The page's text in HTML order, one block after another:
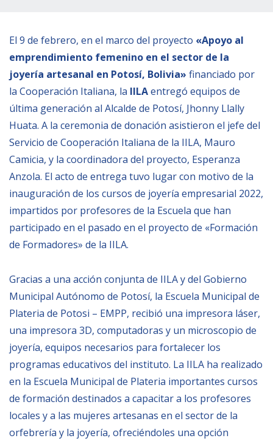
Patrimonio cultural
Empoderamiento socio-económico
Justicia y Seguridad
EUROsociAL
EL PAcCTO
EUROFRONT
COPOLAD III
AL-INVEST Verde
MEDIOS
Vídeos
Audios
BIBLIOTECA
Biblioteca
Publicaciones
El 9 de febrero, en el marco del proyecto «Apoyo al
emprendimiento femenino en el sector de la
joyería artesanal en Potosí, Bolivia» financiado por
la Cooperación Italiana, la IILAentregó equipos de
última generación al Alcalde de Potosí, Jhonny Llally
Huata. A la ceremonia de donación asistieron el jefe del
Servicio de Cooperación Italiana de la IILA, Mauro
Camicia, y la coordinadora del proyecto, Esperanza
Anzola. El acto de entrega tuvo lugar con motivo de la
inauguración de los cursos de joyería empresarial 2022,
impartidos por profesores de la Escuela que han
participado en el pasado en el proyecto de «Formación
de Formadores» de la IILA.
Gracias a una acción conjunta de IILA y del Gobierno
Municipal Autónomo de Potosí, la Escuela Municipal de
Plateria de Potosi – EMPP, recibió una impresora láser,
una impresora 3D, computadoras y un microscopio de
joyería, equipos necesarios para fortalecer los
programas educativos del instituto. La IILA ha realizado
en la Escuela Municipal de Plateria importantes cursos
de formación destinados a capacitar a los profesores
locales y a las mujeres artesanas en el sector de la
orfebrería y la joyería, ofreciéndoles una opción